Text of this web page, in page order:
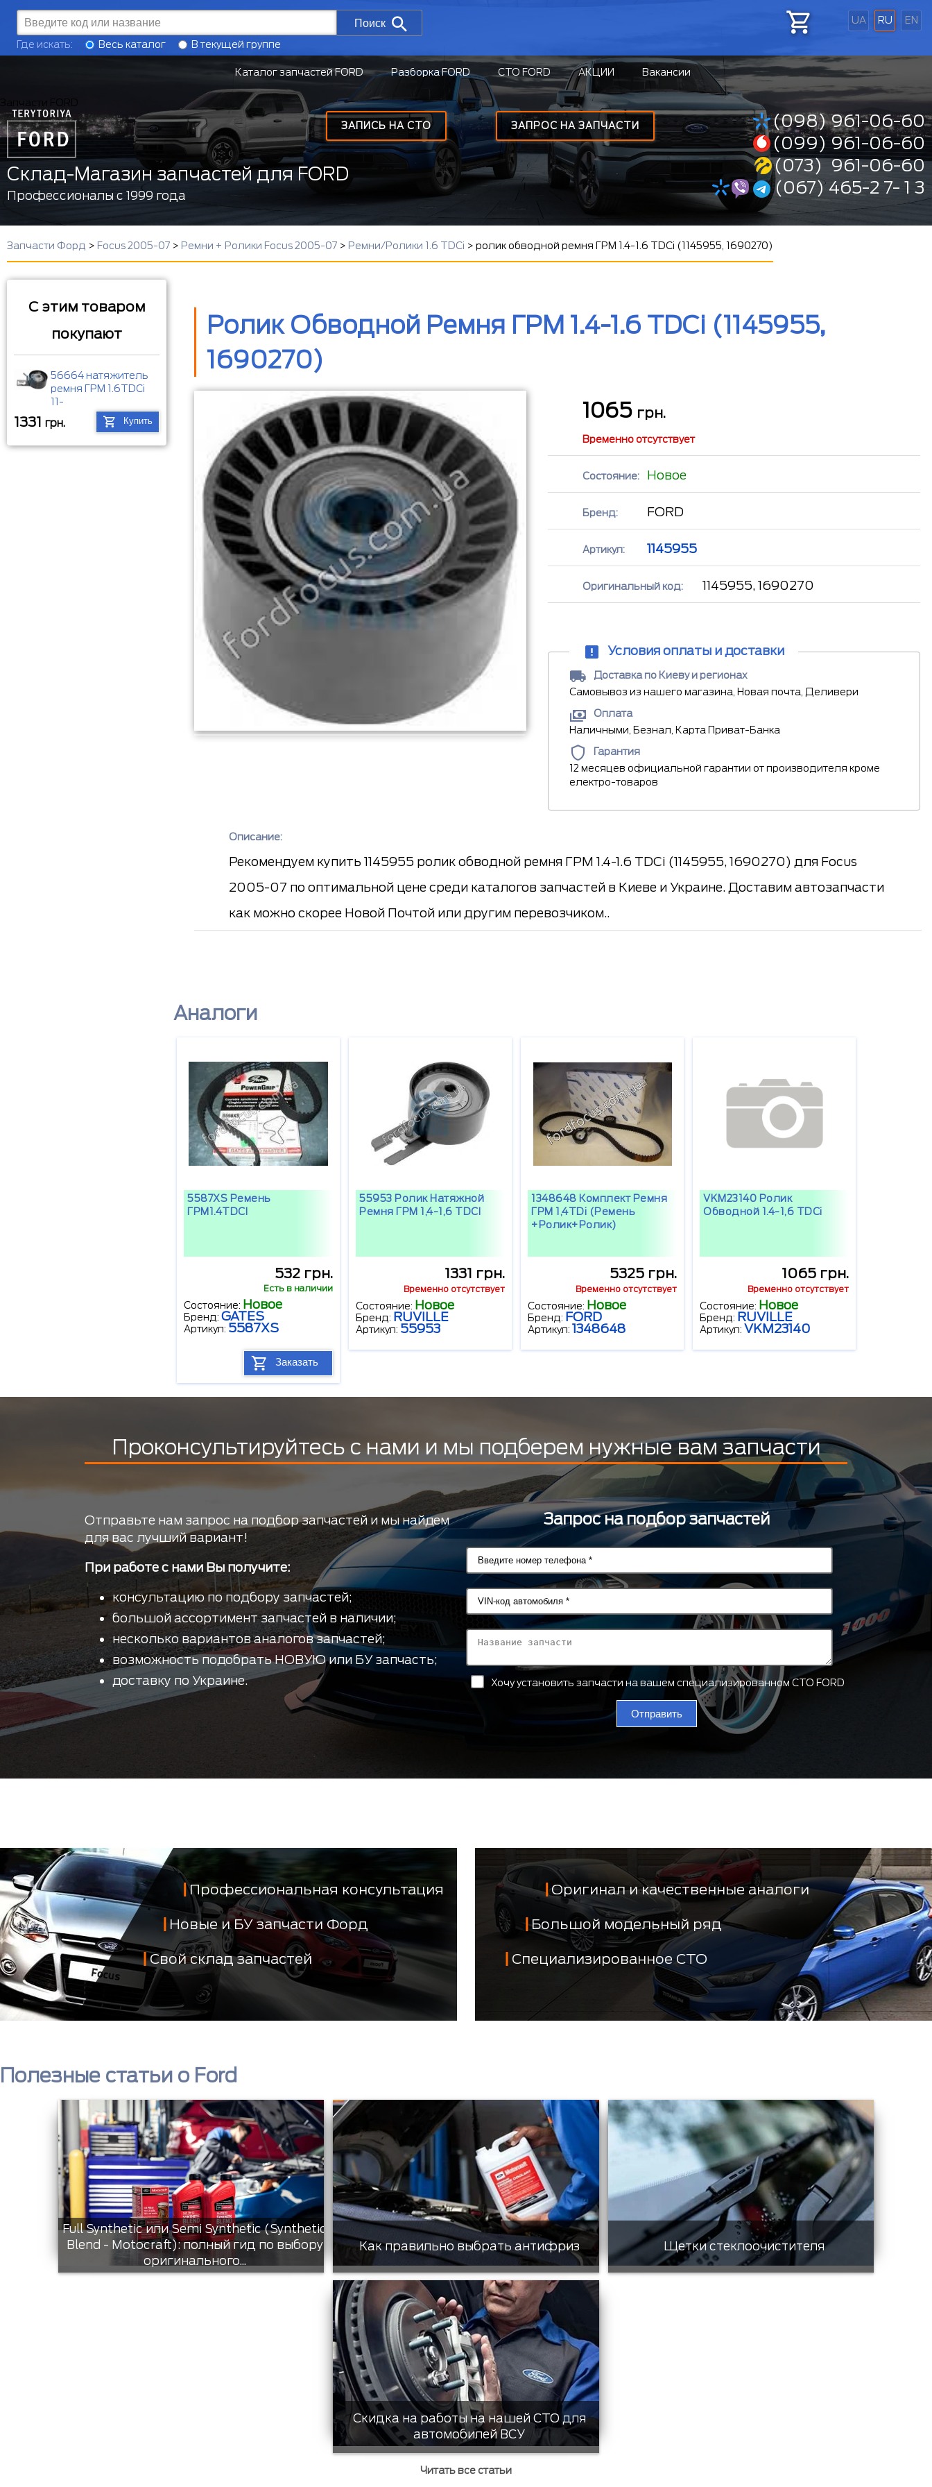
UA RU EN
ЗАПРОС НА ЗАПЧАСТИ
ЗАПИСЬ НА СТО
Поиск
Где искать: Весь каталог В текущей группе
Каталог запчастей FORD Разборка FORD СТО FORD АКЦИИ Вакансии
Склад-Магазин запчастей для FORD
Профессионалы с 1999 года
(098) 961-06-60
(099) 961-06-60
(073) 961-06-60
(067) 465-2 7- 1 3
Запчасти Форд > Focus 2005-07 > Ремни + Ролики Focus 2005-07 > Ремни/Ролики 1.6 TDCi > ролик обводной ремня ГРМ 1.4-1.6 TDCi (1145955, 1690270)
С этим товаром
покупают
56664 натяжитель
ремня ГРМ 1.6TDCi
11-
1331 грн. Купить
Ролик Обводной Ремня ГРМ 1.4-1.6 TDCi (1145955,
1690270)
1065 грн.
Временно отсутствует
Состояние: Новое
Бренд: FORD
Артикул: 1145955
Оригинальный код: 1145955, 1690270
Условия оплаты и доставки
Доставка по Киеву и регионах
Самовывоз из нашего магазина, Новая почта, Деливери
Оплата
Наличными, Безнал, Карта Приват-Банка
Гарантия
12 месяцев официальной гарантии от производителя кроме
електро-товаров
Описание:
Рекомендуем купить 1145955 ролик обводной ремня ГРМ 1.4-1.6 TDCi (1145955, 1690270) для Focus
2005-07 по оптимальной цене среди каталогов запчастей в Киеве и Украине. Доставим автозапчасти
как можно скорее Новой Почтой или другим перевозчиком..
Аналоги
5587XS Ремень
ГРМ1.4TDCI
532 грн.
Есть в наличии
Состояние: Новое
Бренд: GATES
Артикул: 5587XS
Заказать
55953 Ролик Натяжной
Ремня ГРМ 1,4-1,6 TDCI
1331 грн.
Временно отсутствует
Состояние: Новое
Бренд: RUVILLE
Артикул: 55953
1348648 Комплект Ремня
ГРМ 1,4TDi (ремень
+ролик+ролик)
5325 грн.
Временно отсутствует
Состояние: Новое
Бренд: FORD
Артикул: 1348648
VKM23140 Ролик
Обводной 1.4-1,6 TDCi
1065 грн.
Временно отсутствует
Состояние: Новое
Бренд: RUVILLE
Артикул: VKM23140
Проконсультируйтесь с нами и мы подберем нужные вам запчасти
Отправьте нам запрос на подбор запчастей и мы найдем
для вас лучший вариант!
При работе с нами Вы получите:
консультацию по подбору запчастей;
большой ассортимент запчастей в наличии;
несколько вариантов аналогов запчастей;
возможность подобрать НОВУЮ или БУ запчасть;
доставку по Украине.
Запрос на подбор запчастей
Хочу установить запчасти на вашем специализированном СТО FORD
Отправить
Профессиональная консультация
Новые и БУ запчасти Форд
Свой склад запчастей
Оригинал и качественные аналоги
Большой модельный ряд
Специализированное СТО
Полезные статьи о Ford
Full Synthetic или Semi Synthetic (Synthetic
Blend - Motocraft): полный гид по выбору
оригинального...
Как правильно выбрать антифриз Щетки стеклоочистителя
Скидка на работы на нашей СТО для
автомобилей ВСУ
Читать все статьи